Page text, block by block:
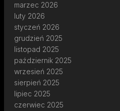
marzec 2026
luty 2026
styczeń 2026
grudzień 2025
listopad 2025
październik 2025
wrzesień 2025
sierpień 2025
lipiec 2025
czerwiec 2025